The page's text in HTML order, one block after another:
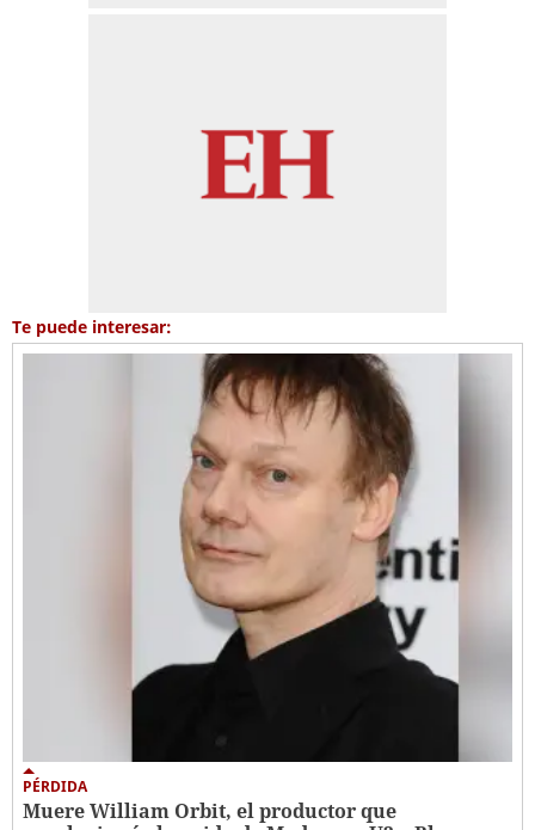
Te puede interesar:
PÉRDIDA
Muere William Orbit, el productor que